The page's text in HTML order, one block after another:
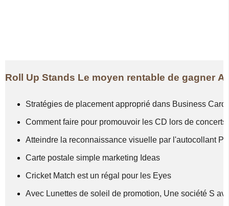
Roll Up Stands Le moyen rentable de gagner
Stratégies de placement approprié dans Business
Comment faire pour promouvoir les CD lors de
Atteindre la reconnaissance visuelle par l'autocollant
Carte postale simple marketing Ideas
Cricket Match est un régal pour les Eyes
Avec Lunettes de soleil de promotion, Une société S